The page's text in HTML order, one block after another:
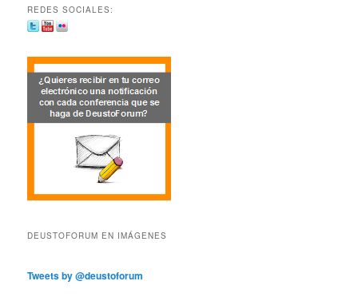
REDES SOCIALES:
DEUSTOFORUM EN IMÁGENES
Tweets by @deustoforum